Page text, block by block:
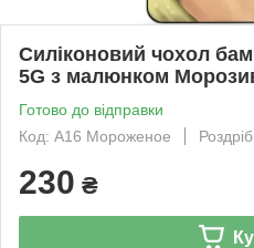
Силіконовий чохол
5G з малюнком
Готово до відправки
Код: A16 Мороженое
Роздріб
230 ₴